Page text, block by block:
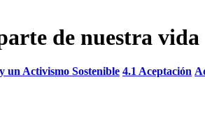
de nuestra vida
un Activismo Sostenible 4.1 Aceptación